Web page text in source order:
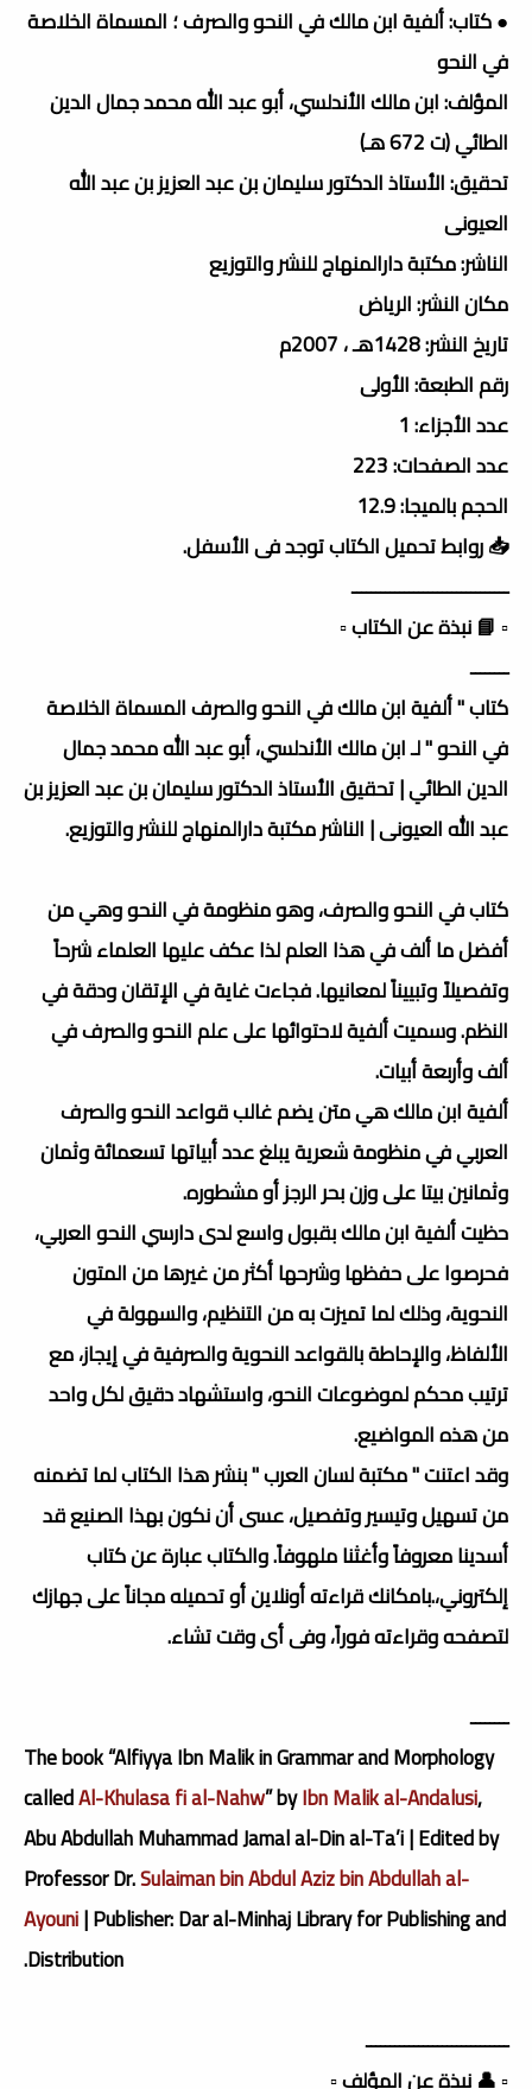
● كتاب: ألفية ابن مالك في النحو والصرف ؛ المسماة الخلاصة
في النحو
المؤلف: ابن مالك الأندلسي، أبو عبد الله محمد جمال الدين
الطائي (ت 672 هـ)
تحقيق: الأستاذ الدكتور سليمان بن عبد العزيز بن عبد الله
العيونى
الناشر: مكتبة دارالمنهاج للنشر والتوزيع
مكان النشر: الرياض
تاريخ النشر: 1428هـ ، 2007م
رقم الطبعة: الأولى
عدد الأجزاء: 1
عدد الصفحات: 223
الحجم بالميجا: 12.9
📥 روابط تحميل الكتاب توجد فى الأسفل.
ـــــــــــــــــــــــــــــــــ
▫️ 📘 نبذة عن الكتاب ▫️
ــــــــ
كتاب " ألفية ابن مالك في النحو والصرف المسماة الخلاصة
في النحو " لـ ابن مالك الأندلسي، أبو عبد الله محمد جمال
الدين الطائي | تحقيق الأستاذ الدكتور سليمان بن عبد العزيز بن
عبد الله العيونى | الناشر مكتبة دارالمنهاج للنشر والتوزيع.
كتاب في النحو والصرف، وهو منظومة في النحو وهي من
أفضل ما ألف في هذا العلم لذا عكف عليها العلماء شرحاً
وتفصيلاً وتبييناً لمعانيها. فجاءت غاية في الإتقان ودقة في
النظم. وسميت ألفية لاحتوائها على علم النحو والصرف في
ألف وأربعة أبيات.
ألفية ابن مالك هي متن يضم غالب قواعد النحو والصرف
العربي في منظومة شعرية يبلغ عدد أبياتها تسعمائة وثمان
وثمانين بيتا على وزن بحر الرجز أو مشطوره.
حظيت ألفية ابن مالك بقبول واسع لدى دارسي النحو العربي،
فحرصوا على حفظها وشرحها أكثر من غيرها من المتون
النحوية، وذلك لما تميزت به من التنظيم، والسهولة في
الألفاظ، والإحاطة بالقواعد النحوية والصرفية في إيجاز، مع
ترتيب محكم لموضوعات النحو، واستشهاد دقيق لكل واحد
من هذه المواضيع.
وقد اعتنت " مكتبة لسان العرب " بنشر هذا الكتاب لما تضمنه
من تسهيل وتيسير وتفصيل، عسى أن نكون بهذا الصنيع قد
أسدينا معروفاً وأغثنا ملهوفاً. والكتاب عبارة عن كتاب
إلكتروني،.بامكانك قراءته أونلاين أو تحميله مجاناً على جهازك
لتصفحه وقراءته فوراً، وفى أى وقت تشاء.
ــــــــ
The book “Alfiyya Ibn Malik in Grammar and Morphology
calledAl-Khulasa fi al-Nahw” byIbn Malik al-Andalusi,
Abu Abdullah Muhammad Jamal al-Din al-Ta’i | Edited by
Professor Dr.Sulaiman bin Abdul Aziz bin Abdullah al-
Ayouni| Publisher: Dar al-Minhaj Library for Publishing and
Distribution.
ــــــــــــــــــــــــــــــ
▫️ 👤 نبذة عن المؤلف ▫️